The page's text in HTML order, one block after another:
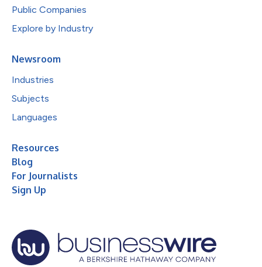
Public Companies
Explore by Industry
Newsroom
Industries
Subjects
Languages
Resources
Blog
For Journalists
Sign Up